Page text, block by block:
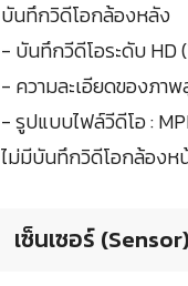
บันทึกวิดีโอกล้องหลัง
- บันทึกวีดีโอระดับ HD
- ความละเอียดของภา
- รูปแบบไฟล์วีดีโอ :
ไม่มีบันทึกวิดีโอกล้องห
เซ็นเซอร์ (Sensor)